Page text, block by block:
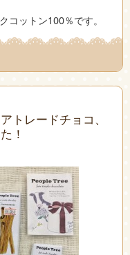
コットン100％です。
トレードチョコ、
！